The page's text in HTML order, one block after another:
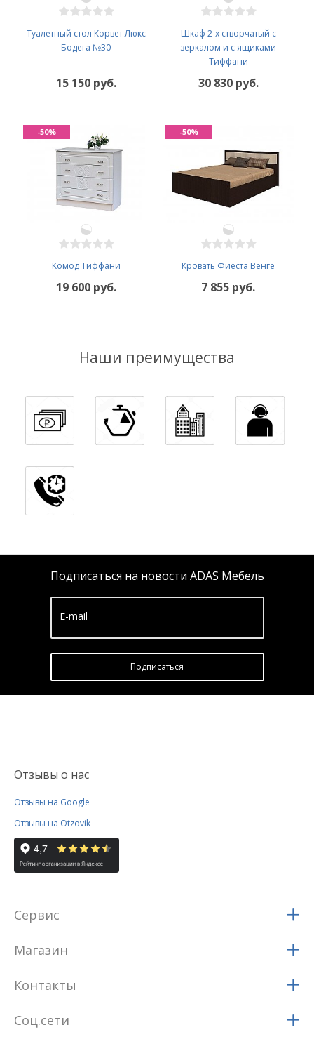
Туалетный стол Корвет Люкс
Бодега №30
15 150 руб.
Шкаф 2-х створчатый с
зеркалом и с ящиками
Тиффани
30 830 руб.
Комод Тиффани
19 600 руб.
-50%
Кровать Фиеста Венге
7 855 руб.
-50%
Наши преимущества
Подписаться на новости ADAS Мебель
E-mail
Подписатьcя
Отзывы о нас
Отзывы на Google
Отзывы на Otzovik
Сервис
Магазин
Контакты
Соц.сети